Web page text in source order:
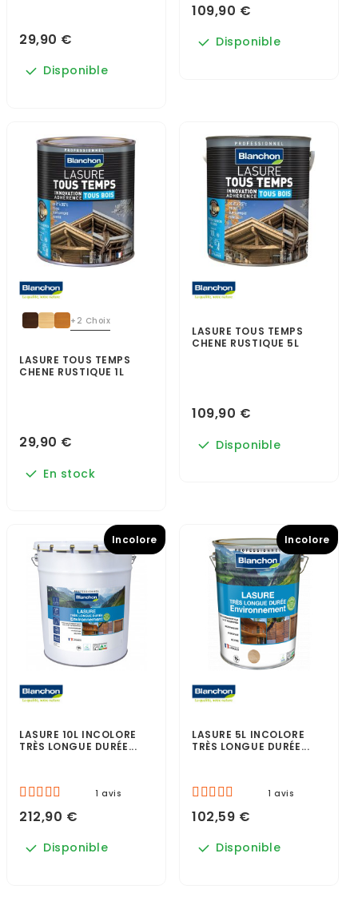
29,90 €
Disponible
109,90 €
Disponible
+2 Choix
LASURE TOUS TEMPS
CHENE RUSTIQUE 1L
29,90 €
En stock
LASURE TOUS TEMPS
CHENE RUSTIQUE 5L
109,90 €
Disponible
LASURE 10L INCOLORE
TRÈS LONGUE DURÉE...
1 avis
212,90 €
Disponible
Incolore
LASURE 5L INCOLORE
TRÈS LONGUE DURÉE...
1 avis
102,59 €
Disponible
Incolore